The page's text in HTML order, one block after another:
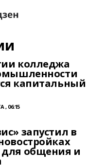
колледжа
капитальный
, 06:15
запустил в
общения и